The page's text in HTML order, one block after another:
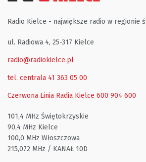
Radio Kielce - największe radio w regionie
ul. Radiowa 4, 25-317 Kielce
radio@radiokielce.pl
tel. centrala 41 363 05 00
Czerwona Linia Radia Kielce 600 904 600
101,4 MHz Świętokrzyskie
90,4 MHz Kielce
100,0 MHz Włoszczowa
215,072 MHz / KANAŁ 10D